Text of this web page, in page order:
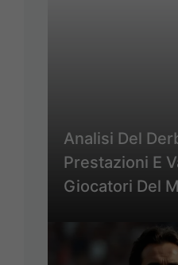
Analisi Del
Prestazioni E
Giocatori Del